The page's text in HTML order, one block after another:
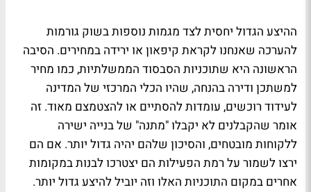
ההיצע הגדול יחסית לצד מגמות נוספות בשוק גורמות
להערכה שאנחנו לקראת קיפאון או ירידה במחירים. הסיבה
הראשונה היא שתוכניות הסבסוד הממשלתיות, כמו מחיר
למשתכן ודירה בהנחה, שהיו הכלי המרכזי של המדינה
לעידוד רוכשים, עומדות להסתיים או להצטמצם מאוד. זה
אומר שהקבלנים לא יקבלו "מתנה" של בנייה ישירה
ללקוחות מובטחים, והסיכון שלהם יהיה גדול יותר. אם הם
ירצו לשמור על רמת הפעילות הם יצטרכו לבנות במקומות
אחרים במקום התוכניות האלו וזה יוביל להיצע גדול יותר.